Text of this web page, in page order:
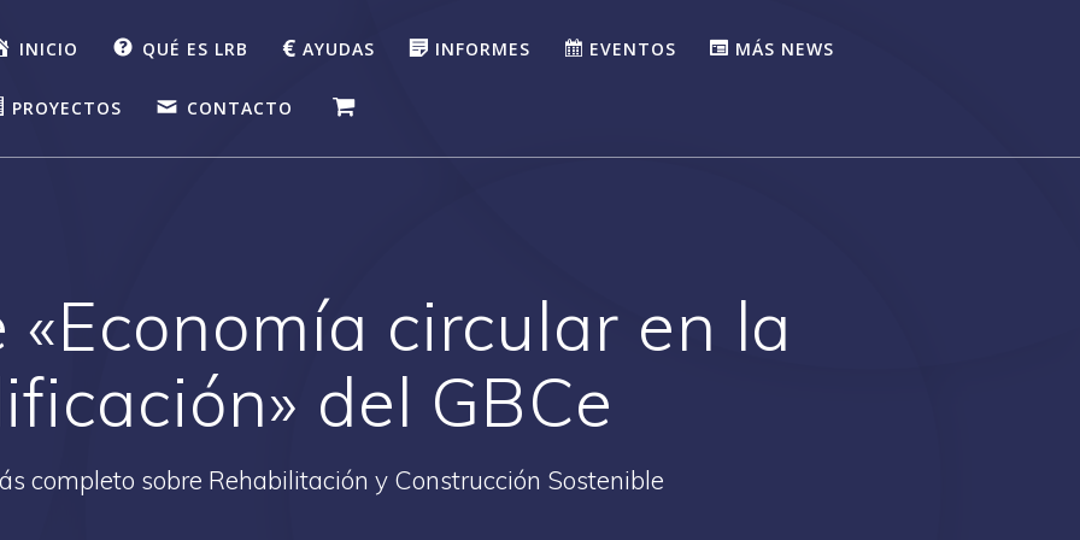
INICIO QUÉ ES LRB AYUDAS INFORMES EVENTOS MÁS NEWS
PROYECTOS CONTACTO
«Economía circular en la
del GBCe
completo sobre Rehabilitación y Construcción Sostenible